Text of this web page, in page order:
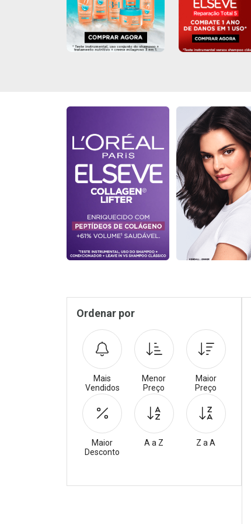
Sidebar
Ordenar por
Mais
Vendidos
Menor
Preço
Maior
Preço
Maior
Desconto
A a Z Z a A